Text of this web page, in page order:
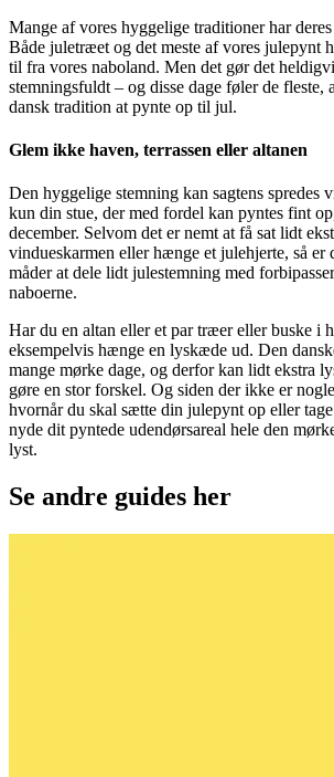
Mange af vores hyggelige traditioner har
Både juletræet og det meste af vores julepynt
til fra vores naboland. Men det gør det
stemningsfuldt – og disse dage føler de fleste,
dansk tradition at pynte op til jul.
Glem ikke haven, terrassen eller altanen
Den hyggelige stemning kan sagtens spredes
kun din stue, der med fordel kan pyntes fint
december. Selvom det er nemt at få sat lidt
vindueskarmen eller hænge et julehjerte, så er
måder at dele lidt julestemning med
naboerne.
Har du en altan eller et par træer eller buske i
eksempelvis hænge en lyskæde ud. Den
mange mørke dage, og derfor kan lidt ekstra
gøre en stor forskel. Og siden der ikke er
hvornår du skal sætte din julepynt op eller
nyde dit pyntede udendørsareal hele den
lyst.
Se andre guides her